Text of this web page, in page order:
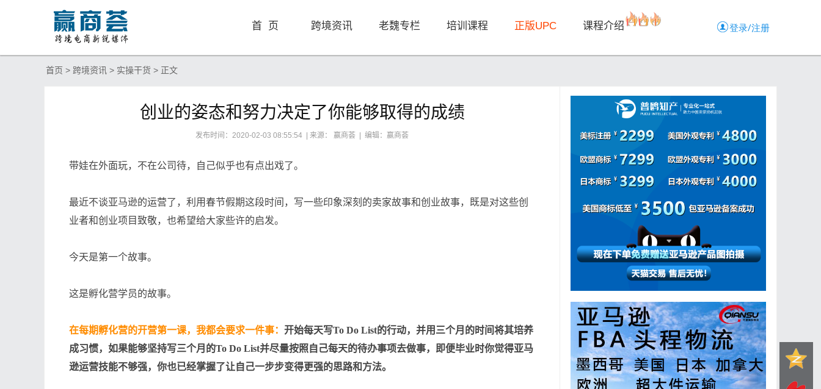
首 页 跨境资讯 老魏专栏 培训课程 正版UPC 课程介绍
首页 > 跨境资讯 > 实操干货 > 正文
创业的姿态和努力决定了你能够取得的成绩
发布时间：2020-02-03 08:55:54 | 来源： 赢商荟 | 编辑：赢商荟
带娃在外面玩，不在公司待，自己似乎也有点出戏了。
最近不谈亚马逊的运营了，利用春节假期这段时间，写一些印象深刻的卖家故事和创业故事，既是对这些创
业者和创业项目致敬，也希望给大家些许的启发。
今天是第一个故事。
这是孵化营学员的故事。
在每期孵化营的开营第一课，我都会要求一件事： 开始每天写To Do List的行动，并用三个月的时间将其培养
成习惯，如果能够坚持写三个月的To Do List并尽量按照自己每天的待办事项去做事，即便毕业时你觉得亚马
逊运营技能不够强，你也已经掌握了让自己一步步变得更强的思路和方法。